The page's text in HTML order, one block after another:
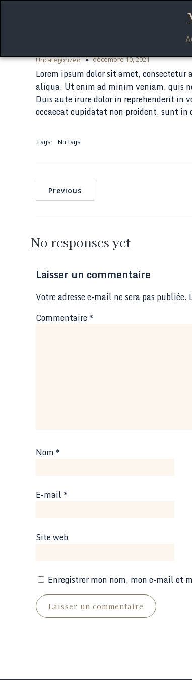
Uncategorized décembre 10, 2021
Lorem ipsum dolor sit amet,
aliqua. Ut enim ad minim veniam, quis
Duis aute irure dolor in reprehenderit
occaecat cupidatat non proident, sunt
Tags: No tags
Previous
No responses yet
Laisser un commentaire
Votre adresse e-mail ne sera pas publiée.
Commentaire*
Nom *
E-mail *
Site web
Enregistrer mon nom, mon e-mail et